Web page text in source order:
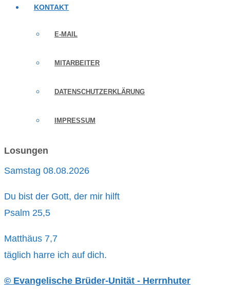
KONTAKT
E-MAIL
MITARBEITER
DATENSCHUTZERKLÄRUNG
IMPRESSUM
Losungen
Samstag 08.08.2026
Du bist der Gott, der mir hilft
Psalm 25,5
Matthäus 7,7
täglich harre ich auf dich.
© Evangelische Brüder-Unität - Herrnhuter